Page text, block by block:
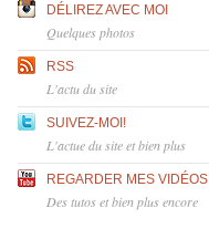
DÉLIREZ AVEC MOI
Quelques photos
RSS
L'actu du site
SUIVEZ-MOI!
L'actue du site et bien plus
REGARDER MES VIDÉOS
Des tutos et bien plus encore